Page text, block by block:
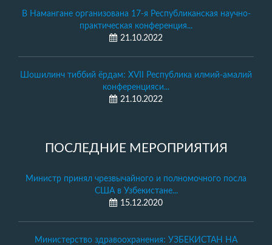
В Намангане организована 17-я Республиканская научно-
практическая конференция...
21.10.2022
Шошилинч тиббий ёрдам: XVII Республика илмий-амалий
конференцияси...
21.10.2022
ПОСЛЕДНИЕ МЕРОПРИЯТИЯ
Министр принял чрезвычайного и полномочного посла
США в Узбекистане...
15.12.2020
Министерство здравоохранения: УЗБЕКИСТАН НА